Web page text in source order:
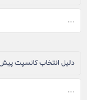
دلیل انتخاب کانسپت